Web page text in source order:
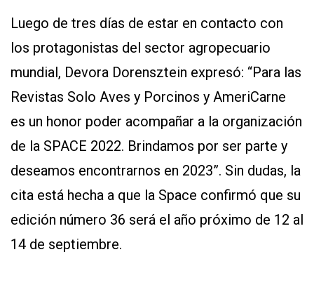
Luego de tres días de estar en contacto con
los protagonistas del sector agropecuario
mundial, Devora Dorensztein expresó: “Para las
Revistas Solo Aves y Porcinos y AmeriCarne
es un honor poder acompañar a la organización
de la SPACE 2022. Brindamos por ser parte y
deseamos encontrarnos en 2023”. Sin dudas, la
cita está hecha a que la Space confirmó que su
edición número 36 será el año próximo de 12 al
14 de septiembre.